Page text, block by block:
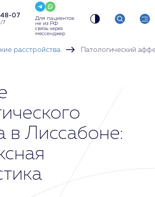
48-07
7
Для пациентов
не из РФ
связь через
мессенджер
расстройства Патологический
в Лиссабоне: